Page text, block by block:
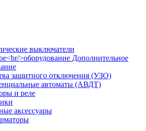
выключатели
Дополнительное
защитного отключения (УЗО)
автоматы (АВДТ)
и реле
аксессуары